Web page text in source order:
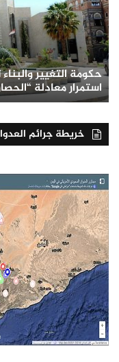
حكومة التغيير
استمرار معادلة
خريطة جرائم